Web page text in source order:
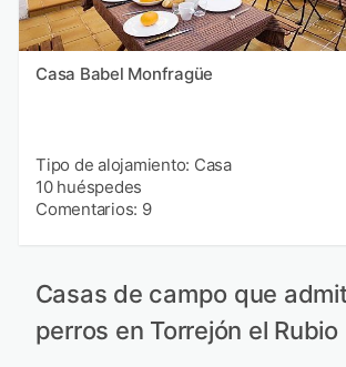
Casa Babel Monfragüe
Tipo de alojamiento: Casa
10 huéspedes
Comentarios: 9
Casas de campo que
perros en Torrejón el Rubio